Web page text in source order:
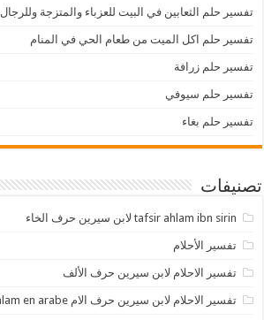
تفسير حلم الثعابين في البيت للعزباء والمتزجة وللرجال
تفسير حلم اكل الميت من طعام الحي في المنام
تفسير حلم زرافة
تفسير حلم سيوفي
تفسير حلم بغاء
تصنيفات
tafsir ahlam ibn sirin لابن سيرين حرف الخاء
تفسير الأحلام
تفسير الاحلام لابن سيرين حرف الألف
تفسير الاحلام لابن سيرين حرف الام tafsir ahlam en arabe